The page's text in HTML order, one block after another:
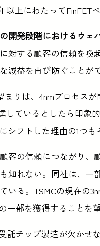
以上にわたってFinFET
開発段階におけるウェ
対する顧客の信頼を喚
減益を再び防ぐことが
まりは、4nmプロセス
しているとしたら印象
シフトした理由の1つも
客の信頼につながり、
知れない。同社は、一
いる。 TSMCの現在の
一部を獲得することを
託チップ製造が欠かせ